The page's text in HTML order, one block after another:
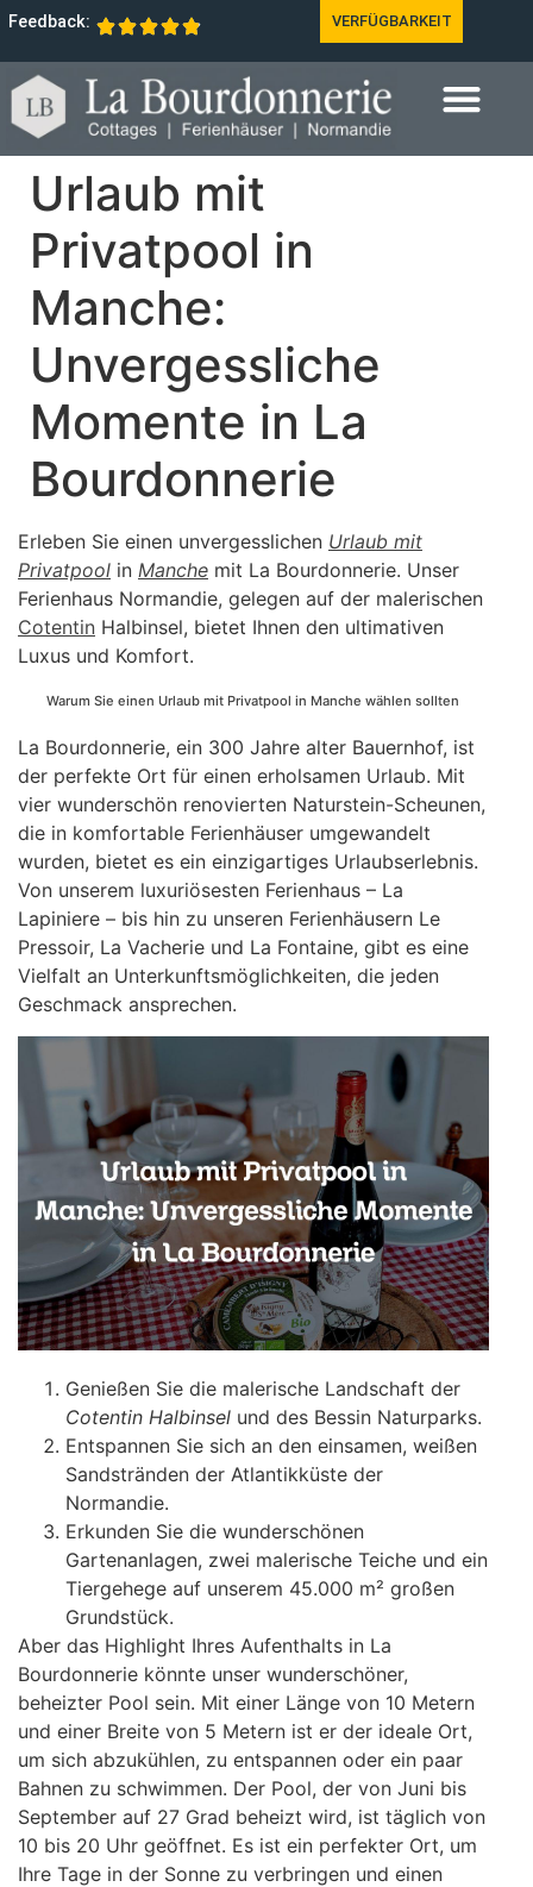
Feedback: VERFÜGBARKEIT
Urlaub mit
Privatpool in
Manche:
Unvergessliche
Momente in La
Bourdonnerie
Erleben Sie einen unvergesslichen Urlaub mit
Privatpool in Manche mit La Bourdonnerie. Unser
Ferienhaus Normandie, gelegen auf der malerischen
Cotentin Halbinsel, bietet Ihnen den ultimativen
Luxus und Komfort.
Warum Sie einen Urlaub mit Privatpool in Manche wählen sollten
La Bourdonnerie, ein 300 Jahre alter Bauernhof, ist
der perfekte Ort für einen erholsamen Urlaub. Mit
vier wunderschön renovierten Naturstein-Scheunen,
die in komfortable Ferienhäuser umgewandelt
wurden, bietet es ein einzigartiges Urlaubserlebnis.
Von unserem luxuriösesten Ferienhaus – La
Lapiniere – bis hin zu unseren Ferienhäusern Le
Pressoir, La Vacherie und La Fontaine, gibt es eine
Vielfalt an Unterkunftsmöglichkeiten, die jeden
Geschmack ansprechen.
Genießen Sie die malerische Landschaft der
Cotentin Halbinsel und des Bessin Naturparks.
Entspannen Sie sich an den einsamen, weißen
Sandstränden der Atlantikküste der
Normandie.
Erkunden Sie die wunderschönen
Gartenanlagen, zwei malerische Teiche und ein
Tiergehege auf unserem 45.000 m² großen
Grundstück.
Aber das Highlight Ihres Aufenthalts in La
Bourdonnerie könnte unser wunderschöner,
beheizter Pool sein. Mit einer Länge von 10 Metern
und einer Breite von 5 Metern ist er der ideale Ort,
um sich abzukühlen, zu entspannen oder ein paar
Bahnen zu schwimmen. Der Pool, der von Juni bis
September auf 27 Grad beheizt wird, ist täglich von
10 bis 20 Uhr geöffnet. Es ist ein perfekter Ort, um
Ihre Tage in der Sonne zu verbringen und einen